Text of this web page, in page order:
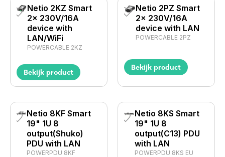
Netio 2KZ Smart
2x 230V/16A
device with
LAN/WiFi
POWERCABLE 2KZ
Bekijk product
Netio 2PZ Smart
2x 230V/16A
device with LAN
POWERCABLE 2PZ
Bekijk product
Netio 8KF Smart
19" 1U 8
output(Shuko)
PDU with LAN
POWERPDU 8KF
Netio 8KS Smart
19" 1U 8
output(C13) PDU
with LAN
POWERPDU 8KS EU